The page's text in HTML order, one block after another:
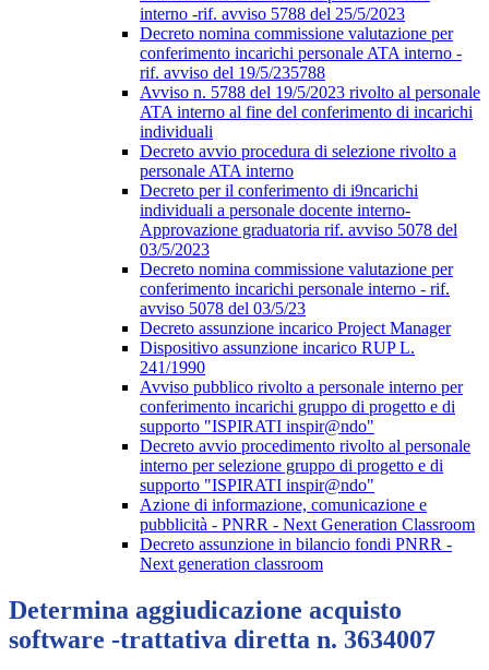
interno -rif. avviso 5788 del 25/5/2023
Decreto nomina commissione valutazione per
conferimento incarichi personale ATA interno -
rif. avviso del 19/5/235788
Avviso n. 5788 del 19/5/2023 rivolto al personale
ATA interno al fine del conferimento di incarichi
individuali
Decreto avvio procedura di selezione rivolto a
personale ATA interno
Decreto per il conferimento di i9ncarichi
individuali a personale docente interno-
Approvazione graduatoria rif. avviso 5078 del
03/5/2023
Decreto nomina commissione valutazione per
conferimento incarichi personale interno - rif.
avviso 5078 del 03/5/23
Decreto assunzione incarico Project Manager
Dispositivo assunzione incarico RUP L.
241/1990
Avviso pubblico rivolto a personale interno per
conferimento incarichi gruppo di progetto e di
supporto "ISPIRATI inspir@ndo"
Decreto avvio procedimento rivolto al personale
interno per selezione gruppo di progetto e di
supporto "ISPIRATI inspir@ndo"
Azione di informazione, comunicazione e
pubblicità - PNRR - Next Generation Classroom
Decreto assunzione in bilancio fondi PNRR -
Next generation classroom
Determina aggiudicazione acquisto
software -trattativa diretta n. 3634007